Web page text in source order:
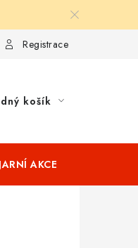
Tabulka velikostí oblečení
Registrace
košík
JARNÍ AKCE